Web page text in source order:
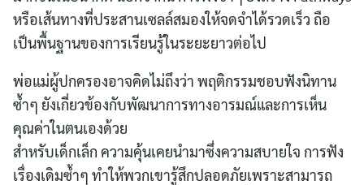
หรือเส้นทางที่ประสานเซลล์สมองให้จดจำได้รวดเร็ว ถือ
เป็นพื้นฐานของการเรียนรู้ในระยะยาวต่อไป
พ่อแม่ผู้ปกครองอาจคิดไม่ถึงว่า พฤติกรรมชอบฟังนิทาน
ซ้ำๆ ยังเกี่ยวข้องกับพัฒนาการทางอารมณ์และการเห็น
คุณค่าในตนเองด้วย
สำหรับเด็กเล็ก ความคุ้นเคยนำมาซึ่งความสบายใจ การฟัง
เรื่องเดิมซ้ำๆ ทำให้พวกเขารู้สึกปลอดภัยเพราะสามารถ